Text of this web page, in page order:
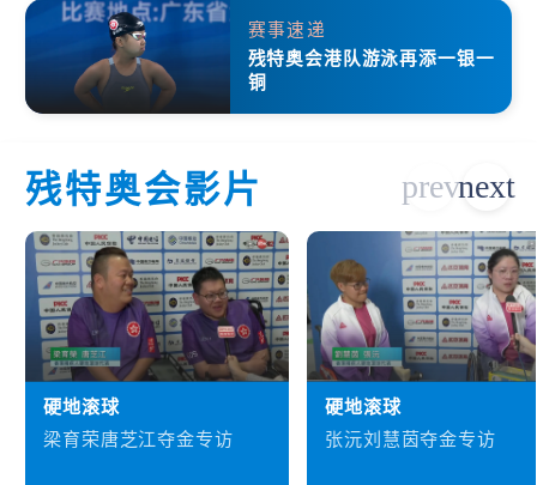
赛事速递
残特奥会港队游泳再添一银一
铜
残特奥会影片
硬地滚球
梁育荣唐芝江夺金专访
硬地滚球
张沅刘慧茵夺金专访